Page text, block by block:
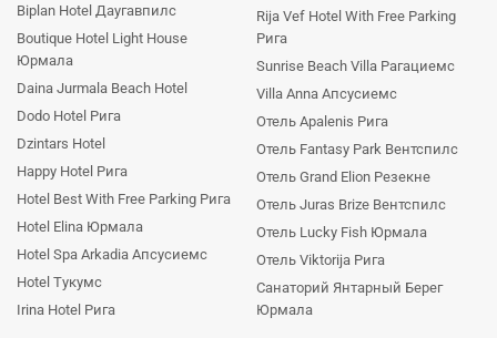
Biplan Hotel Даугавпилс
Boutique Hotel Light House
Юрмала
Daina Jurmala Beach Hotel
Dodo Hotel Рига
Dzintars Hotel
Happy Hotel Рига
Hotel Best With Free Parking Рига
Hotel Elina Юрмала
Hotel Spa Arkadia Апсусиемс
Hotel Тукумс
Irina Hotel Рига
Rija Vef Hotel With Free Parking
Рига
Sunrise Beach Villa Рагациемс
Villa Anna Апсусиемс
Отель Apalenis Рига
Отель Fantasy Park Вентспилс
Отель Grand Elion Резекне
Отель Juras Brize Вентспилс
Отель Lucky Fish Юрмала
Отель Viktorija Рига
Санаторий Янтарный Берег
Юрмала